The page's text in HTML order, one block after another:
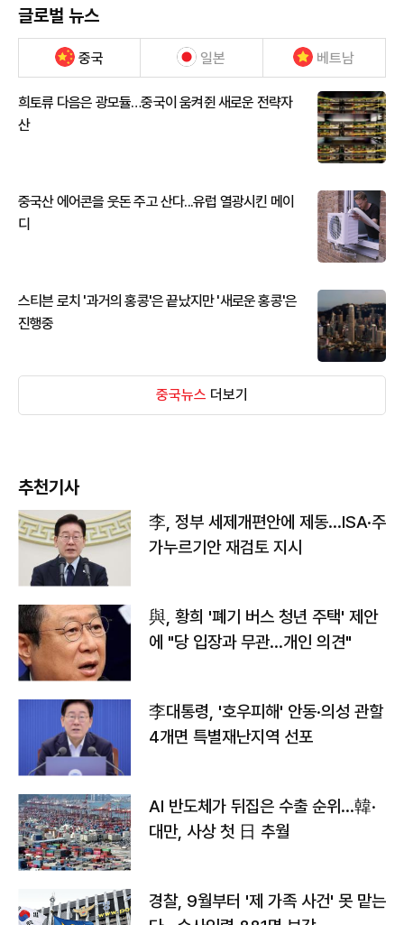
글로벌 뉴스
중국 일본 베트남
희토류 다음은 광모듈…중국이 움켜쥔 새로운 전략자
산
중국산 에어콘을 웃돈 주고 산다...유럽 열광시킨 메이
디
스티븐 로치 '과거의 홍콩'은 끝났지만 '새로운 홍콩'은
진행중
중국뉴스 더보기
추천기사
李, 정부 세제개편안에 제동…ISA·주
가누르기안 재검토 지시
與, 황희 '폐기 버스 청년 주택' 제안
에 "당 입장과 무관…개인 의견"
李대통령, '호우피해' 안동·의성 관할
4개면 특별재난지역 선포
AI 반도체가 뒤집은 수출 순위…韓·
대만, 사상 첫 日 추월
경찰, 9월부터 '제 가족 사건' 못 맡는